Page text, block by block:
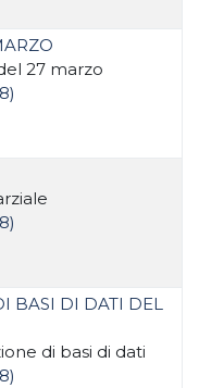
27 marzo
BASI DI DATI DEL
di basi di dati